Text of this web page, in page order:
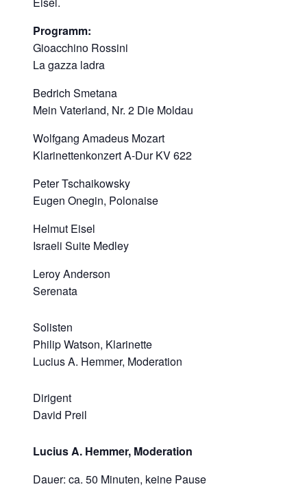
Programm:
Gioacchino Rossini
La gazza ladra
Bedrich Smetana
Mein Vaterland, Nr. 2 Die Moldau
Wolfgang Amadeus Mozart
Klarinettenkonzert A-Dur KV 622
Peter Tschaikowsky
Eugen Onegin, Polonaise
Helmut Eisel
Israeli Suite Medley
Leroy Anderson
Serenata
Solisten
Philip Watson, Klarinette
Lucius A. Hemmer, Moderation
Dirigent
David Preil
Lucius A. Hemmer, Moderation
Dauer: ca. 50 Minuten, keine Pause